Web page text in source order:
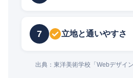
7 立地と通いやすさ
出典：東洋美術学校「Webデザイ